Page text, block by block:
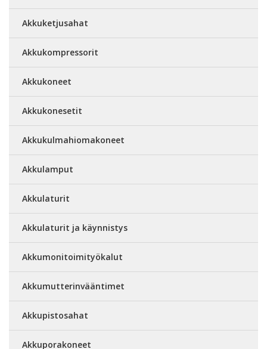
Akkuketjusahat
Akkukompressorit
Akkukoneet
Akkukonesetit
Akkukulmahiomakoneet
Akkulamput
Akkulaturit
Akkulaturit ja käynnistys
Akkumonitoimityökalut
Akkumutterinvääntimet
Akkupistosahat
Akkuporakoneet